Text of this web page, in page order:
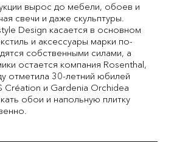
вырос до мебели, обоев и
свечи и даже скульптуры.
Design касается в основном
и аксессуары марки по-
собственными силами, а
остается компания Rosenthal,
отметила 30-летний юбилей
Création и Gardenia Orchidea
обои и напольную плитку